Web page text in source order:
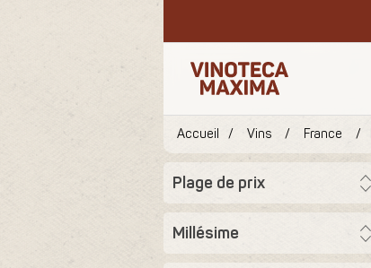
Accueil / Vins / France /
Plage de prix
Millésime